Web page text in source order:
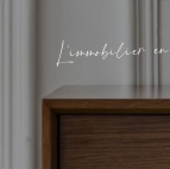
L'immobilier en